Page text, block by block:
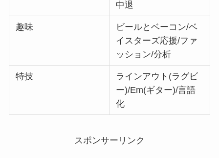
中退
趣味
ビールとベーコン/ベ
イスターズ応援/ファ
ッション/分析
特技
ラインアウト(ラグビ
ー)/Em(ギター)/言語
化
スポンサーリンク